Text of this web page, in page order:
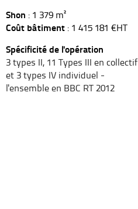
Shon : 1 379 m²
Coût bâtiment : 1 415 181 €HT
Spécificité de l'opération
3 types II, 11 Types III en collectif
et 3 types IV individuel -
l'ensemble en BBC RT 2012